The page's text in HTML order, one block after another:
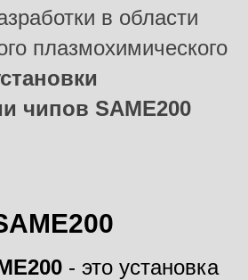
в области
плазмохимического
чипов SAME200
- это установка